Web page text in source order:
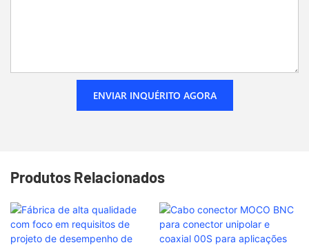
ENVIAR INQUÉRITO AGORA
Produtos Relacionados